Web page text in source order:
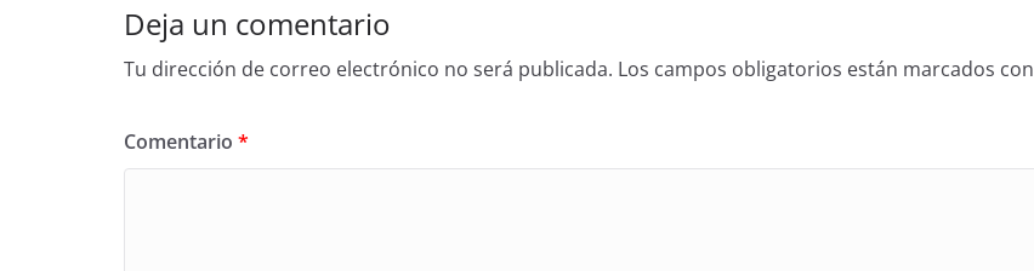
k
Deja un comentario
Tu dirección de correo electrónico no será publicada. Los campos obligatorios están marcados con
Comentario *